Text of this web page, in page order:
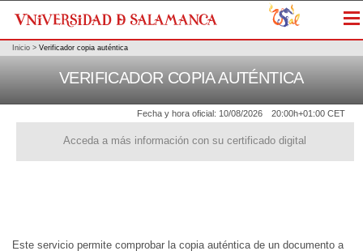
Fecha y hora oficial: 10/08/2026 20:00h+01:00 CET
Acceda a más información con su certificado digital
Inicio > Verificador copia auténtica
VERIFICADOR COPIA AUTÉNTICA
Este servicio permite comprobar la copia auténtica de un documento a